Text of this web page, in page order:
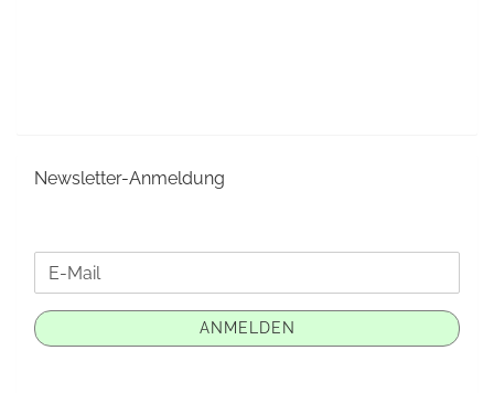
Newsletter-Anmeldung
WEITER
NEWSLETTER-
ANMELDUNG
E-
Mail
ANMELDEN